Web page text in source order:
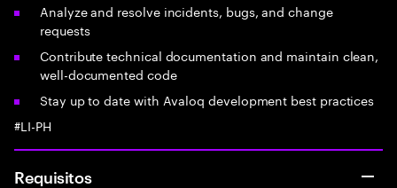
Analyze and resolve incidents, bugs, and change
requests
Contribute technical documentation and maintain clean,
well-documented code
Stay up to date with Avaloq development best practices
#LI-PH
Requisitos